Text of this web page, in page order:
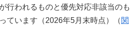
行われるものと優先対応非該当のも
ています（2026年5月末時点）（関